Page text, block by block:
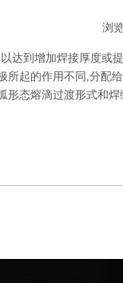
浏
达到增加焊接厚度或
所起的作用不同,分配
形态熔滴过渡形式和